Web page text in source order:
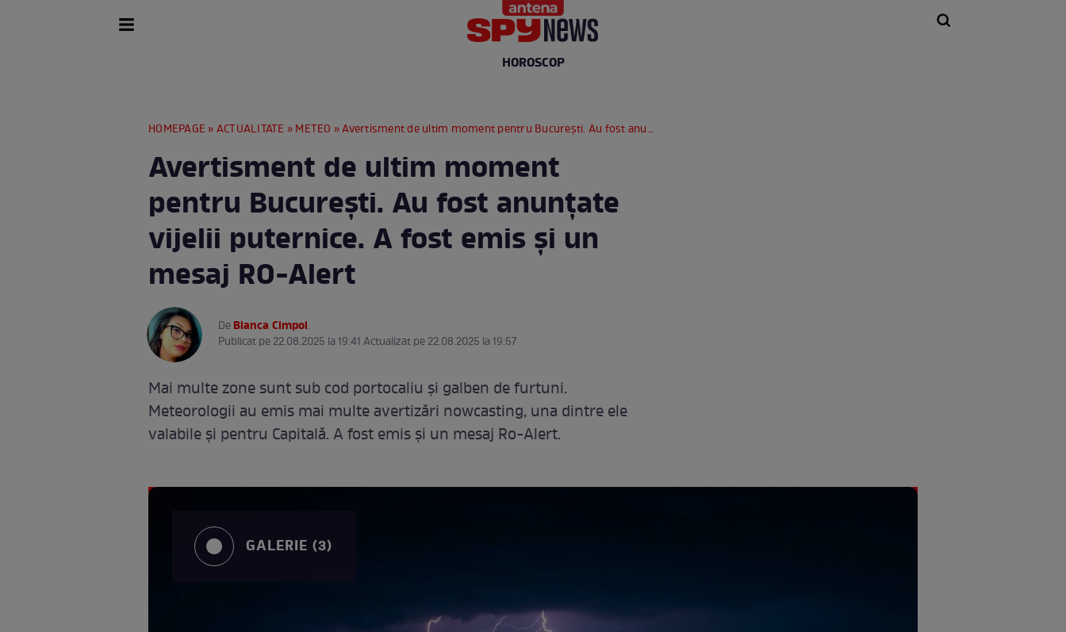
HOROSCOP
HOMEPAGE »ACTUALITATE »METEO » Avertisment de ultim moment pentru București. Au fost anunțate vijelii puternice. A fost emis și un mesaj RO-Alert
Avertisment de ultim moment
pentru București. Au fost anunțate
vijelii puternice. A fost emis și un
mesaj RO-Alert
DeBianca Cimpoi.
Publicat pe 22.08.2025 la 19:41 Actualizat pe 22.08.2025 la 19:57
Mai multe zone sunt sub cod portocaliu și galben de furtuni.
Meteorologii au emis mai multe avertizări nowcasting, una dintre ele
valabile și pentru Capitală. A fost emis și un mesaj Ro-Alert.
GALERIE (3)